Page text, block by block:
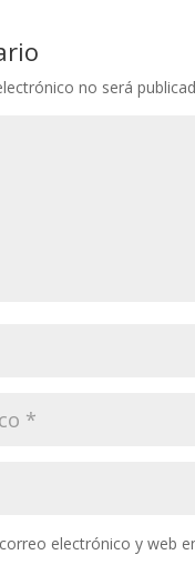
no será
electrónico y web